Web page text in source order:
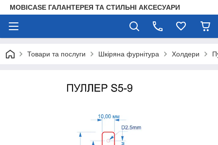
MOBICASE ГАЛАНТЕРЕЯ ТА СТИЛЬНІ АКСЕСУАРИ
Товари та послуги Шкіряна фурнітура Холдери